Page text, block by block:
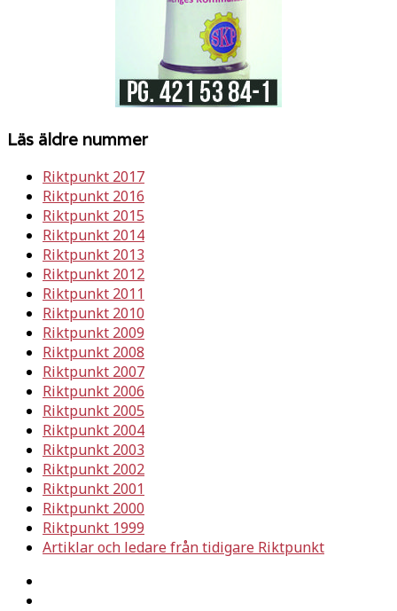
Läs äldre nummer
Riktpunkt 2017
Riktpunkt 2016
Riktpunkt 2015
Riktpunkt 2014
Riktpunkt 2013
Riktpunkt 2012
Riktpunkt 2011
Riktpunkt 2010
Riktpunkt 2009
Riktpunkt 2008
Riktpunkt 2007
Riktpunkt 2006
Riktpunkt 2005
Riktpunkt 2004
Riktpunkt 2003
Riktpunkt 2002
Riktpunkt 2001
Riktpunkt 2000
Riktpunkt 1999
Artiklar och ledare från tidigare Riktpunkt